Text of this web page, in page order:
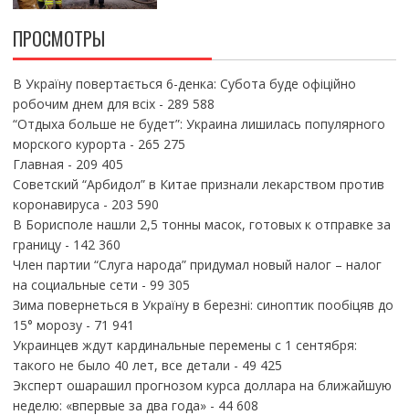
ПРОСМОТРЫ
В Україну повертається 6-денка: Субота буде офіційно
робочим днем для всіх- 289 588
“Отдыха больше не будет”: Украина лишилась популярного
морского курорта - 265 275
Главная - 209 405
Советский “Арбидол” в Китае признали лекарством против
коронавируса - 203 590
В Борисполе нашли 2,5 тонны масок, готовых к отправке за
границу- 142 360
Член партии “Слуга народа” придумал новый налог – налог
на социальные сети - 99 305
Зима повернеться в Україну в березні: синоптик пообіцяв до
15° морозу- 71 941
Украинцев ждут кардинальные перемены с 1 сентября:
такого не было 40 лет, все детали - 49 425
Эксперт ошарашил прогнозом курса доллара на ближайшую
неделю: «впервые за два года»- 44 608